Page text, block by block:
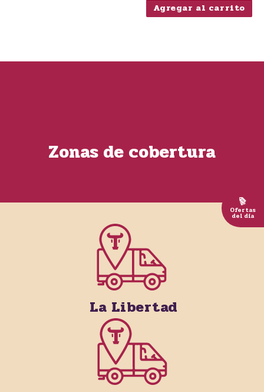
Agregar al carrito
Zonas de cobertura
La Libertad
Ofertas
del día